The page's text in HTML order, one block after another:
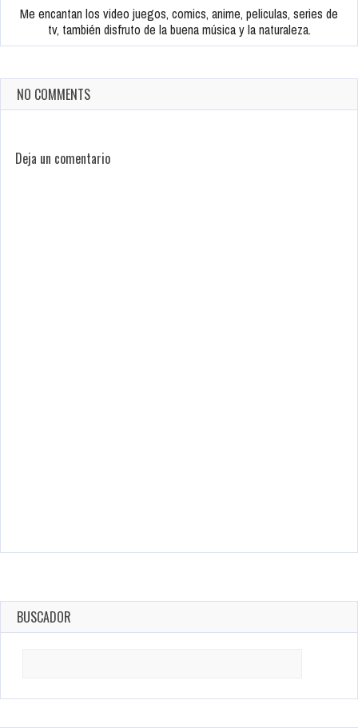
Me encantan los video juegos, comics, anime, peliculas, series de
tv, también disfruto de la buena música y la naturaleza.
NO COMMENTS
Deja un comentario
BUSCADOR